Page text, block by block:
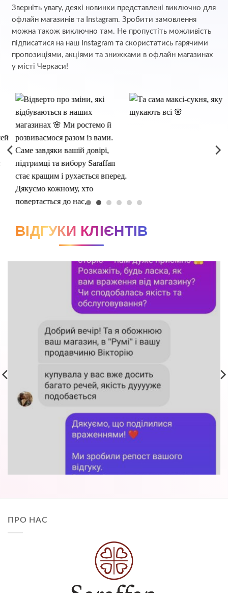
Зверніть увагу, деякі новинки представлені виключно для
офлайн магазинів та Instagram. Зробити замовлення
можна також виключно там. Не пропустіть можливість
підписатися на наш Instagram та скористатись гарячими
пропозиціями, акціями та знижками в офлайн магазинах
у місті Черкаси!
ВІДГУКИ КЛІЄНТІВ
ПРО НАС